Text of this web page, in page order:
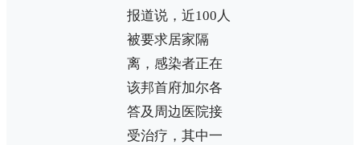
报道说，近100人
被要求居家隔
离，感染者正在
该邦首府加尔各
答及周边医院接
受治疗，其中一